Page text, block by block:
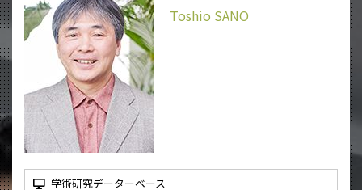
Toshio SANO
学術研究データーベース